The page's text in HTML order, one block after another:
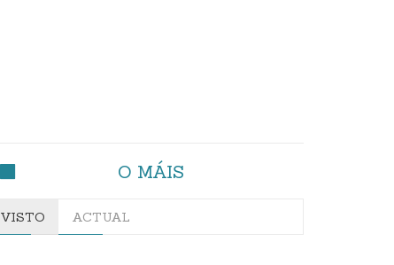
O MÁIS
VISTO ACTUAL